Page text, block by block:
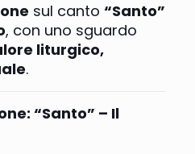
sul canto “Santo”
, con uno sguardo
liturgico,
.
“Santo” – Il